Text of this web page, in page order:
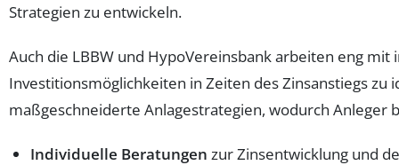
Strategien zu entwickeln.
Auch die LBBW und HypoVereinsbank arbeiten eng
Investitionsmöglichkeiten in Zeiten des Zinsanstiegs
maßgeschneiderte Anlagestrategien, wodurch Anleger
Individuelle Beratungen zur Zinsentwicklung und